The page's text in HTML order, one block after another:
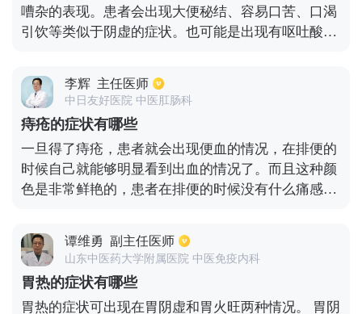
嘈杂的表现。患者会出现大便秘结、容易口苦、口渴
引饮等类似于阴虚的症状。也可能是出现有呕吐酸
出现有牙龈肿痛、呕血、衄血。胃火旺盛的患者也经
常会出现有特别明显的口气，口舌也特别容易糜烂、
经常会有牙龈出血。这时可以适当的吃一些中成药进
行治疗，比如三黄片、牛黄清胃丸等。同时还应该要
注意饮食，保持饮食清淡，尽量不吃辛辣性的食物。
李辉 主任医师
中日友好医院 中医肛肠科
痔疮的症状有哪些
一旦得了痔疮，患者就会出现便血的情况，在排便的
时候自己就能够明显看到出血的情况了。而且这种颜
色是非常鲜艳的，患者在排便的时候没有什么痛感。
可能会拖出肛门外面来。还有一些患者会出现肛周部
位皮肤瘙痒的情况。
谭维勇 副主任医师
山东中医药大学附属医院 中医免疫内科
胃热的症状有哪些
胃热的症状可出现在胃阴虚和胃火旺两种情况。 胃阴